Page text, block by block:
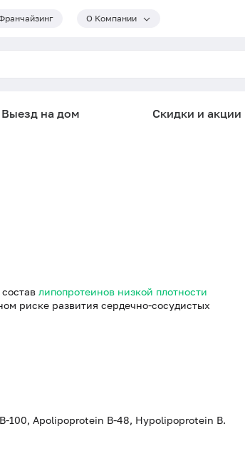
О Компании
Выезд на дом Скидки и акции
липопротеинов низкой плотности
риске развития сердечно-сосудистых
100, Apolipoprotein B-48, Hypolipoprotein B.